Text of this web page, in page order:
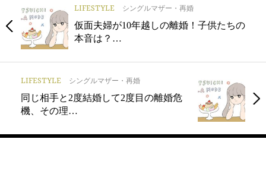
LIFESTYLE シングルマザー・再婚
仮面夫婦が10年越しの離婚！子供たちの
本音は？…
LIFESTYLE シングルマザー・再婚
同じ相手と2度結婚して2度目の離婚危
機、その理…